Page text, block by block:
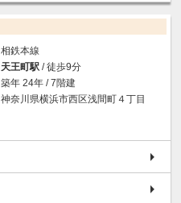
相鉄本線
天王町駅 / 徒歩9分
築年 24年 / 7階建
神奈川県横浜市西区浅間町４丁目